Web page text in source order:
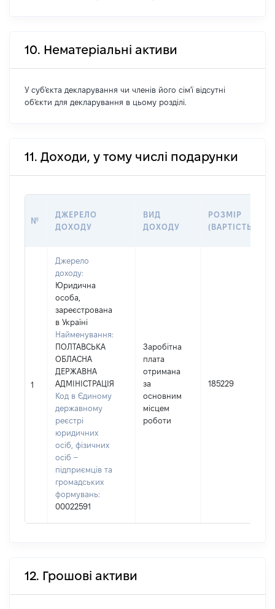
10. Нематеріальні активи
У суб'єкта декларування чи членів його сім'ї відсутні
об'єкти для декларування в цьому розділі.
11. Доходи, у тому числі подарунки
№
ДЖЕРЕЛО
ДОХОДУ
ВИД
ДОХОДУ
РОЗМІР
(ВАРТІСТЬ)
1
Джерело
доходу:
Юридична
особа,
зареєстрована
в Україні
Найменування:
ПОЛТАВСЬКА
ОБЛАСНА
ДЕРЖАВНА
АДМІНІСТРАЦІЯ
Код в Єдиному
державному
реєстрі
юридичних
осіб, фізичних
осіб –
підприємців та
громадських
формувань:
00022591
Заробітна
плата
отримана
за
основним
місцем
роботи
185229
12. Грошові активи